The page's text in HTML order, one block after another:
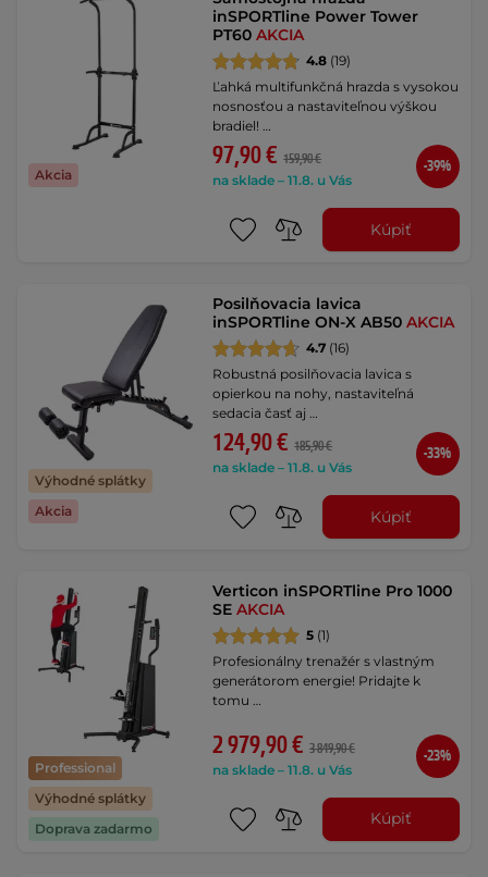
Akcia
inSPORTline Power Tower
PT60AKCIA
4.8 (19)
Ľahká multifunkčná hrazda s vysokou
nosnosťou a nastaviteľnou výškou
bradiel! …
97,90 € 159,90 €
na sklade – 11.8. u Vás
-39%
Kúpiť
Výhodné splátky
Akcia
Posilňovacia lavica
inSPORTline ON-X AB50AKCIA
4.7 (16)
Robustná posilňovacia lavica s
opierkou na nohy, nastaviteľná
sedacia časť aj …
124,90 € 185,90 €
na sklade – 11.8. u Vás
-33%
Kúpiť
Professional
Výhodné splátky
Doprava zadarmo
Verticon inSPORTline Pro 1000
SEAKCIA
5 (1)
Profesionálny trenažér s vlastným
generátorom energie! Pridajte k
tomu …
2 979,90 € 3 849,90 €
na sklade – 11.8. u Vás
-23%
Kúpiť